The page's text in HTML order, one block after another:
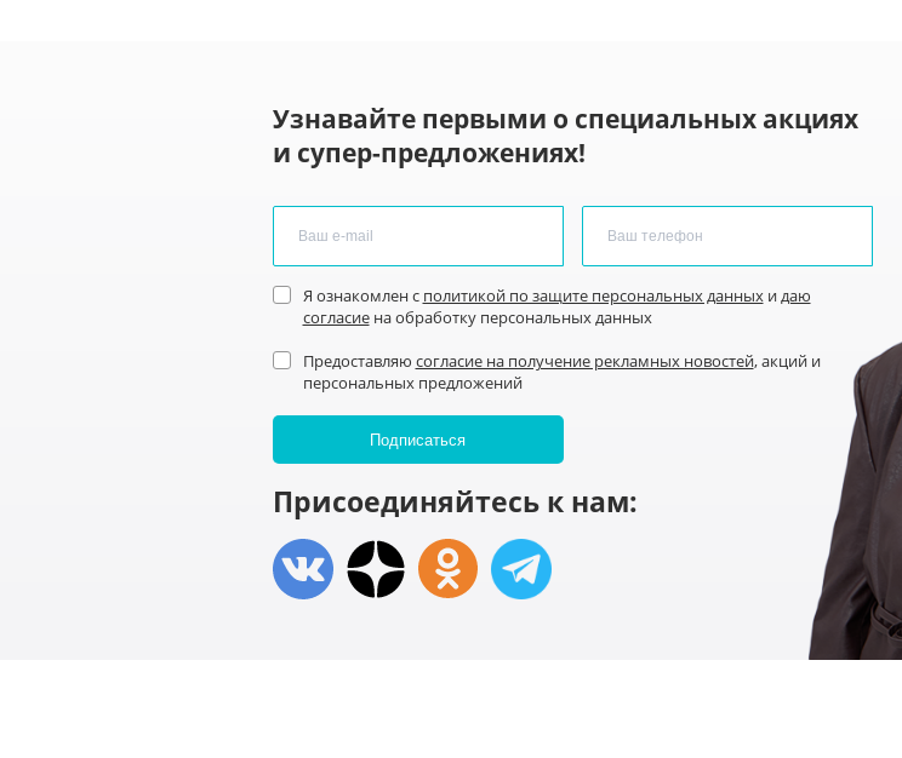
Узнавайте первыми о специальных акциях
и супер-предложениях!
Я ознакомлен с политикой по защите персональных данныхи даю
согласиена обработку персональных данных
Предоставляю согласие на получение рекламных новостей, акций и
персональных предложений
Присоединяйтесь к нам: